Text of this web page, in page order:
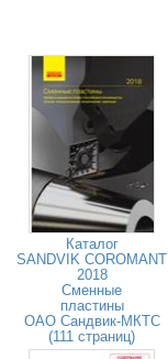
Каталог
SANDVIK COROMANT
2018
Сменные
пластины
ОАО Сандвик-МКТС
(111 страниц)